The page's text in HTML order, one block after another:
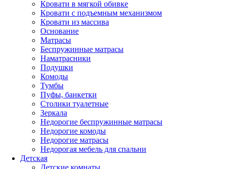
Кровати в мягкой обивке
Кровати с подъемным механизмом
Кровати из массива
Основание
Матрасы
Беспружинные матрасы
Наматрасники
Подушки
Комоды
Тумбы
Пуфы, банкетки
Столики туалетные
Зеркала
Недорогие беспружинные матрасы
Недорогие комоды
Недорогие матрасы
Недорогая мебель для спальни
Детская
Детские комнаты